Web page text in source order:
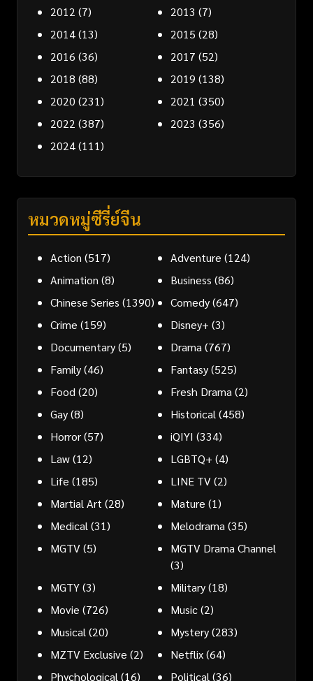
2012 (7) 2013 (7)
2014(13) 2015 (28)
2016 (36) 2017 (52)
2018 (88) 2019 (138)
2020 (231) 2021 (350)
2022 (387) 2023 (356)
2024(111)
หมวดหมู่ซีรี่ย์จีน
Action (517) Adventure (124)
Animation (8) Business (86)
Chinese Series (1390) Comedy(647)
Crime (159) Disney+ (3)
Documentary(5) Drama (767)
Family(46) Fantasy(525)
Food (20) Fresh Drama (2)
Gay(8) Historical (458)
Horror(57) iQIYI (334)
Law(12) LGBTQ+ (4)
Life (185) LINE TV(2)
Martial Art (28) Mature (1)
Medical (31) Melodrama (35)
MGTV(5)
MGTV Drama Channel
(3)
MGTY(3) Military(18)
Movie (726) Music(2)
Musical (20) Mystery(283)
MZTV Exclusive (2) Netflix(64)
Phychological (16) Political (36)